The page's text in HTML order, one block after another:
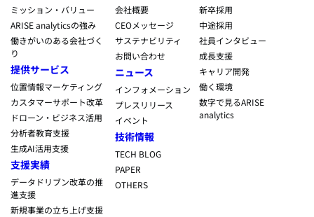
ミッション・バリュー
ARISE analyticsの強み
働きがいのある会社づく
り
提供サービス
位置情報マーケティング
カスタマーサポート改革
ドローン・ビジネス活用
分析者教育支援
生成AI活用支援
支援実績
データドリブン改革の推
進支援
新規事業の立ち上げ支援
会社概要
CEOメッセージ
サステナビリティ
お問い合わせ
ニュース
インフォメーション
プレスリリース
イベント
技術情報
TECH BLOG
PAPER
OTHERS
新卒採用
中途採用
社員インタビュー
成長支援
キャリア開発
働く環境
数字で見るARISE
analytics